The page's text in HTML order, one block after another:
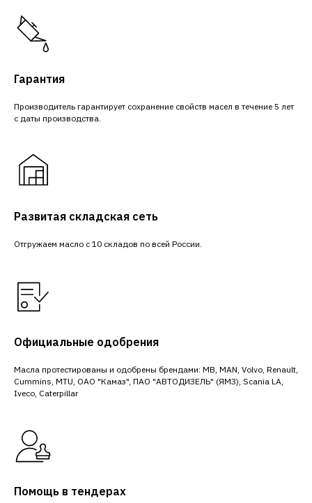
Гарантия
Производитель гарантирует сохранение свойств масел в течение 5 лет
с даты производства.
Развитая складская сеть
Отгружаем масло с 10 складов по всей России.
Официальные одобрения
Масла протестированы и одобрены брендами: MB, MAN, Volvo, Renault,
Cummins, MTU, ОАО "Камаз", ПАО "АВТОДИЗЕЛЬ" (ЯМЗ), Scania LA,
Iveco, Caterpillar
Помощь в тендерах